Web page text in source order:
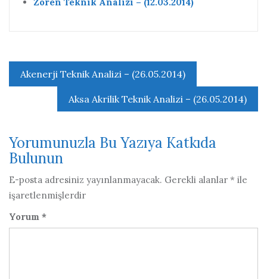
Yazı
gezinmesi
Akenerji Teknik Analizi – (26.05.2014)
Aksa Akrilik Teknik Analizi – (26.05.2014)
Yorumunuzla Bu Yazıya Katkıda
Bulunun
E-posta adresiniz yayınlanmayacak. Gerekli alanlar * ile
işaretlenmişlerdir
Yorum *